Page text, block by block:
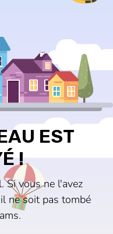
EST
!
Si vous ne l'avez
ne soit pas tombé